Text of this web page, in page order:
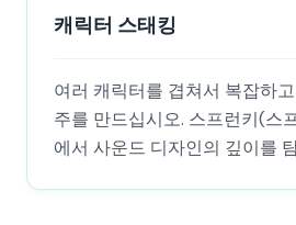
캐릭터 스태킹
여러 캐릭터를 겹쳐서 복잡하
주를 만드십시오. 스프런키(스
에서 사운드 디자인의 깊이를